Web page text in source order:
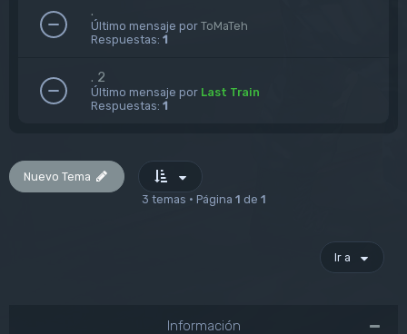
.
Último mensaje por ToMaTeh
Respuestas: 1
. 2
Último mensaje por Last Train
Respuestas: 1
Nuevo Tema
3 temas • Página 1 de 1
Ir a
Información